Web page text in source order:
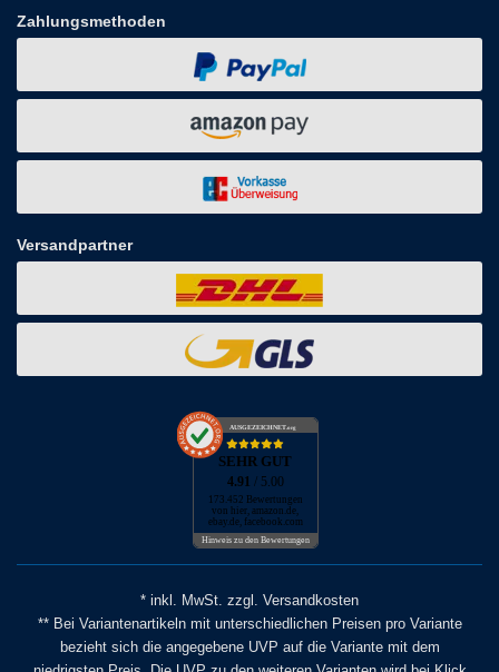
Zahlungsmethoden
Versandpartner
AUSGEZEICHNET.org
SEHR GUT
4.91 / 5.00
173.452 Bewertungen
von hier, amazon.de,
ebay.de, facebook.com
Hinweis zu den Bewertungen
* inkl. MwSt. zzgl. Versandkosten
** Bei Variantenartikeln mit unterschiedlichen Preisen pro Variante
bezieht sich die angegebene UVP auf die Variante mit dem